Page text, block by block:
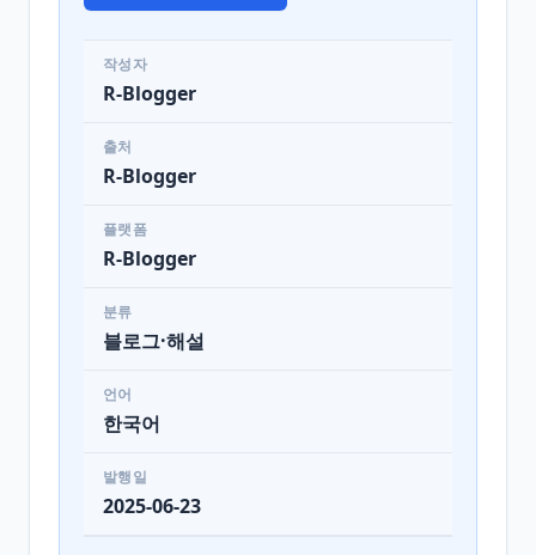
작성자
R-Blogger
출처
R-Blogger
플랫폼
R-Blogger
분류
블로그·해설
언어
한국어
발행일
2025-06-23